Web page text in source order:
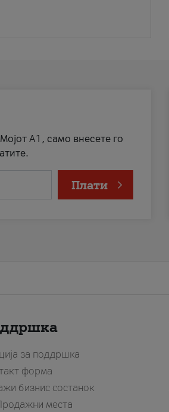
А1, само внесете го
Плати
за поддршка
форма
бизнис состанок
места